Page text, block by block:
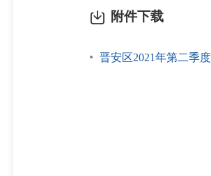
附件下载
晋安区2021年第二季